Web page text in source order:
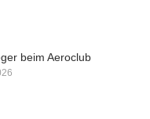
beim Aeroclub